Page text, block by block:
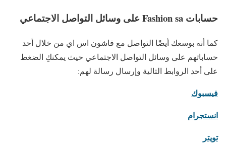
حسابات Fashion sa على وسائل التواصل الاجتماعي
كما أنه بوسعك أيضًا التواصل مع فاشون اس اي من خلال أحد
حساباتهم على وسائل التواصل الاجتماعي حيث يمكنكِ الضغط
على أحد الروابط التالية وإرسال رسالة لهم:
فيسبوك
انستجرام
تويتر